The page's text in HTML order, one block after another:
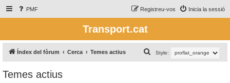
PMF Inicia la sessió
Registreu-vos
Transport.cat
Índex del fòrum Cerca Temes actius Style:
e
Temes actius